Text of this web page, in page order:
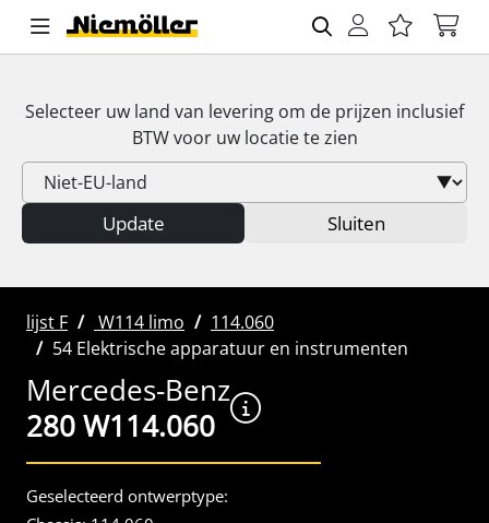
Selecteer uw land van levering om de prijzen inclusief
BTWvoor uw locatie te zien
Update Sluiten
lijst F W114 limo
114.060
54 Elektrische apparatuur en instrumenten
Mercedes-Benz
280 W114.060
Geselecteerd ontwerptype: